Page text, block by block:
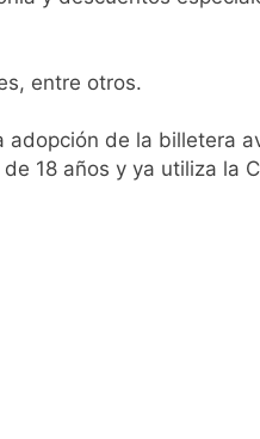
de Insaurralde
interior con trabajos
entre otros.
de la billetera
18 años y ya utiliza la